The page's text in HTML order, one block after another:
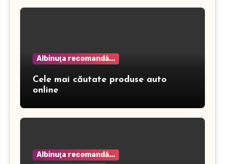
Albinuţa recomandă...
Cele mai căutate produse auto
online
Albinuţa recomandă...